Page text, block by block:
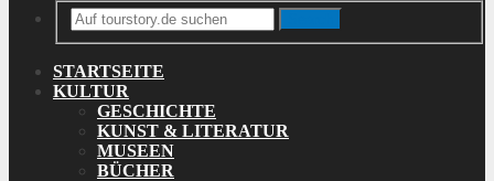
STARTSEITE
KULTUR
GESCHICHTE
KUNST & LITERATUR
MUSEEN
BÜCHER